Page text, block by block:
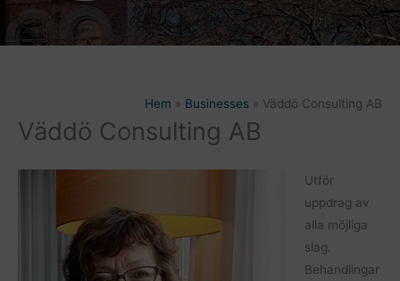
Hem Businesses Väddö Consulting AB
Väddö Consulting AB
Utför
uppdrag av
alla möjliga
slag.
Behandlingar